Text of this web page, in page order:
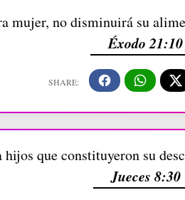
mujer, no disminuirá su
Éxodo 21:10
hijos que constituyeron su
Jueces 8:30